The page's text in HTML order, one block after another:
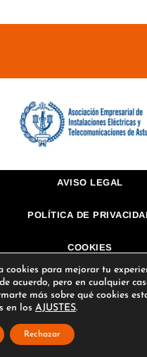
AVISO LEGAL
POLÍTICA DE
COOKIES
ELÉCTRICAS
Todos los derechos
cookies para mejorar tu
acuerdo, pero en cualquier
más sobre qué cookies
en los AJUSTES.
Rechazar